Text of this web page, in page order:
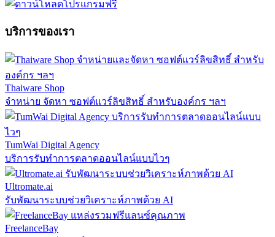
บริการของเรา
Thaiware Shop
จำหน่าย จัดหา ซอฟต์แวร์ลิขสิทธิ์ สำหรับองค์กร ฯลฯ
TumWai Digital Agency
บริการรับทำการตลาดออนไลน์แบบไวๆ
Ultromate.ai
รับพัฒนาระบบช่วยวิเคราะห์ภาพด้วย AI
FreelanceBay